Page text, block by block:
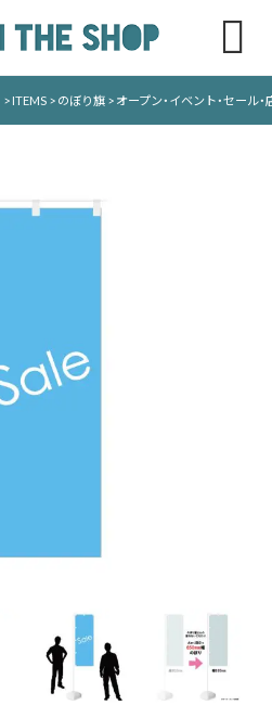

>ITEMS>のぼり旗>オープン・イベント・セール・